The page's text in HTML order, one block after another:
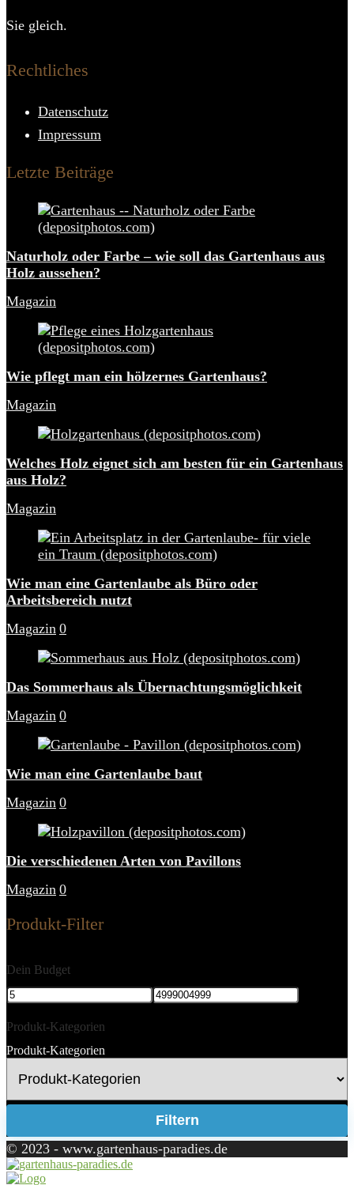
Sie gleich.
Rechtliches
Datenschutz
Impressum
Letzte Beiträge
Naturholz oder Farbe – wie soll das Gartenhaus aus
Holz aussehen?
Magazin
Wie pflegt man ein hölzernes Gartenhaus?
Magazin
Welches Holz eignet sich am besten für ein Gartenhaus
aus Holz?
Magazin
Wie man eine Gartenlaube als Büro oder
Arbeitsbereich nutzt
Magazin 0
Das Sommerhaus als Übernachtungsmöglichkeit
Magazin 0
Wie man eine Gartenlaube baut
Magazin 0
Die verschiedenen Arten von Pavillons
Magazin 0
Produkt-Filter
Dein Budget
Produkt-Kategorien
Produkt-Kategorien
Filtern
© 2023 - www.gartenhaus-paradies.de